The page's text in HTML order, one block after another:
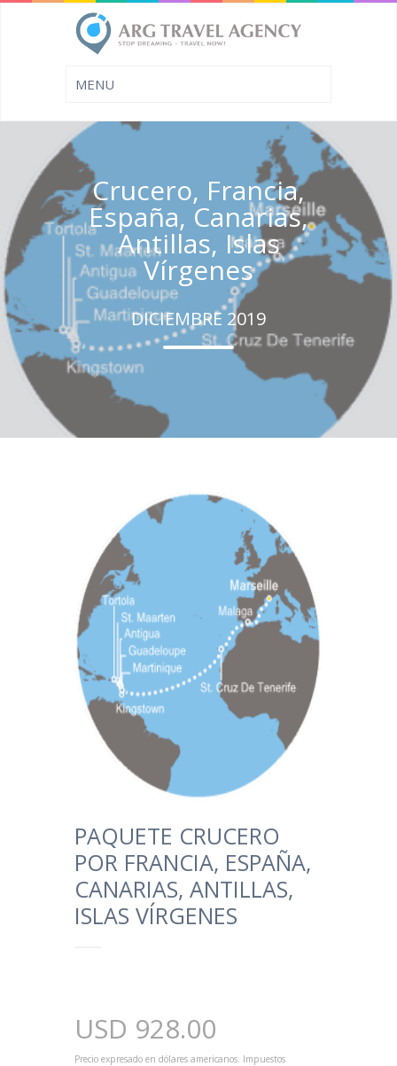
Crucero, Francia,
España, Canarias,
Antillas, Islas
Vírgenes
DICIEMBRE 2019
PAQUETE CRUCERO
POR FRANCIA, ESPAÑA,
CANARIAS, ANTILLAS,
ISLAS VÍRGENES
USD 928.00
Precio expresado en dólares americanos. Impuestos